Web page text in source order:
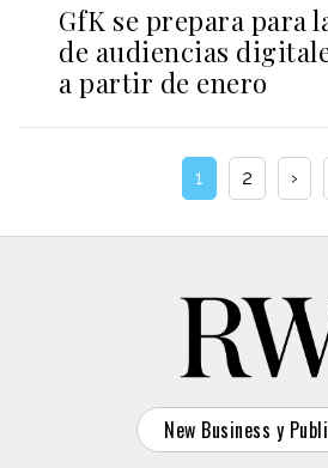
GfK se prepara para
de audiencias
a partir de enero
1 2 ›
New Business y